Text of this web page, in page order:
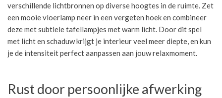
verschillende lichtbronnen op diverse hoogtes in de ruimte. Zet
een mooie vloerlamp neer in een vergeten hoek en combineer
deze met subtiele tafellampjes met warm licht. Door dit spel
met licht en schaduw krijgt je interieur veel meer diepte, en kun
je de intensiteit perfect aanpassen aan jouw relaxmoment.
Rust door persoonlijke afwerking